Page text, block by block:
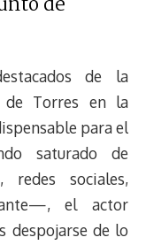
de la
de Torres en la
para el
saturado de
redes sociales,
el actor
despojarse de lo